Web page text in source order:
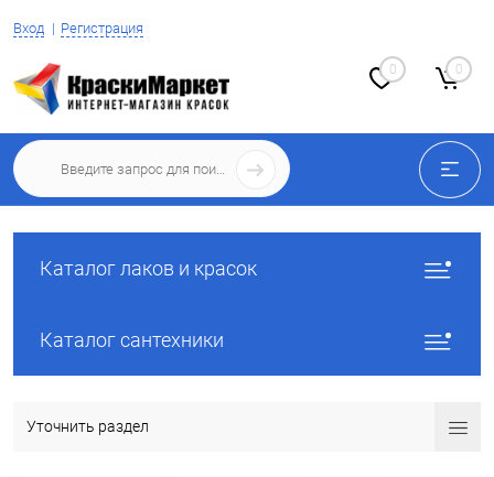
Вход Регистрация
0 0
Каталог лаков и красок
Каталог сантехники
Уточнить раздел